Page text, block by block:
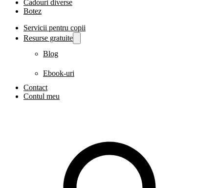
Cadouri diverse
Botez
Servicii pentru copii
Resurse gratuite
Blog
Ebook-uri
Contact
Contul meu